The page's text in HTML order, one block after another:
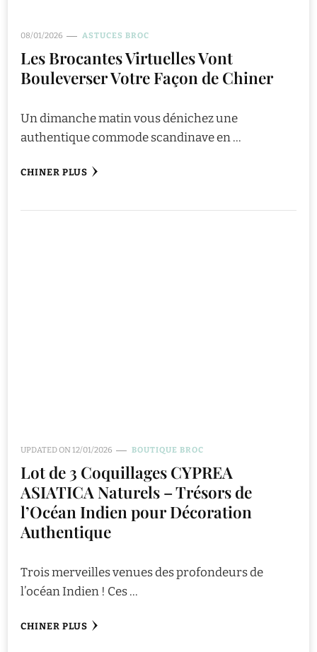
08/01/2026 ASTUCES BROC
Les Brocantes Virtuelles Vont
Bouleverser Votre Façon de Chiner
Un dimanche matin vous dénichez une
authentique commode scandinave en …
CHINER PLUS
UPDATED ON12/01/2026 BOUTIQUE BROC
Lot de 3 Coquillages CYPREA
ASIATICA Naturels – Trésors de
l’Océan Indien pour Décoration
Authentique
Trois merveilles venues des profondeurs de
l’océan Indien ! Ces …
CHINER PLUS